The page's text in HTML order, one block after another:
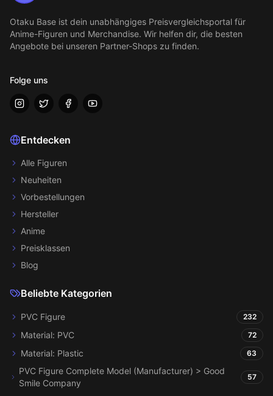
Otaku Base ist dein unabhängiges Preisvergleichsportal für
Anime-Figuren und Merchandise. Wir helfen dir, die besten
Angebote bei unseren Partner-Shops zu finden.
Folge uns
Entdecken
Alle Figuren
Neuheiten
Vorbestellungen
Hersteller
Anime
Preisklassen
Blog
Beliebte Kategorien
PVC Figure 232
Material: PVC 72
Material: Plastic 63
PVC Figure Complete Model (Manufacturer) > Good
Smile Company
57